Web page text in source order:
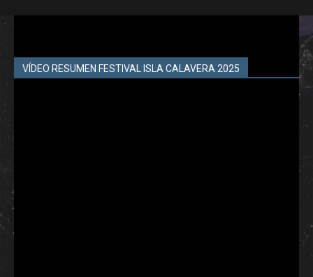
VÍDEO RESUMEN FESTIVAL ISLA CALAVERA 2025